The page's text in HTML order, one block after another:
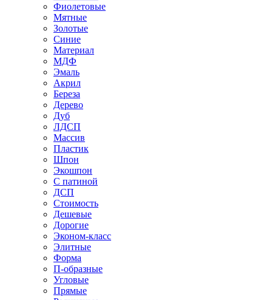
Фиолетовые
Мятные
Золотые
Синие
Материал
МДФ
Эмаль
Акрил
Береза
Дерево
Дуб
ЛДСП
Массив
Пластик
Шпон
Экошпон
С патиной
ДСП
Стоимость
Дешевые
Дорогие
Эконом-класс
Элитные
Форма
П-образные
Угловые
Прямые